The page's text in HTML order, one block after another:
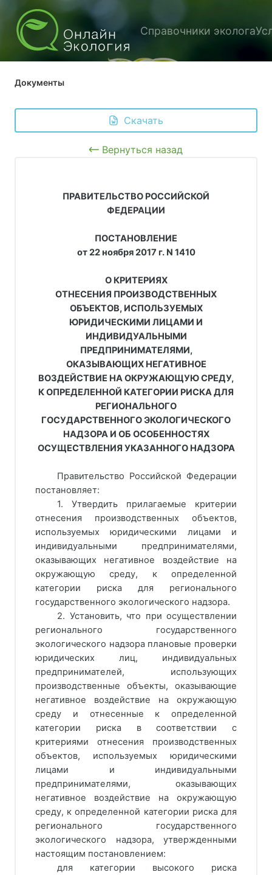
Справочники эколога
Документы
Скачать
Вернуться назад
ПРАВИТЕЛЬСТВО РОССИЙСКОЙ
ФЕДЕРАЦИИ
ПОСТАНОВЛЕНИЕ
от 22 ноября 2017 г. N 1410
О КРИТЕРИЯХ
ОТНЕСЕНИЯ ПРОИЗВОДСТВЕННЫХ
ОБЪЕКТОВ, ИСПОЛЬЗУЕМЫХ
ЮРИДИЧЕСКИМИ ЛИЦАМИ И
ИНДИВИДУАЛЬНЫМИ
ПРЕДПРИНИМАТЕЛЯМИ,
ОКАЗЫВАЮЩИХ НЕГАТИВНОЕ
ВОЗДЕЙСТВИЕ НА ОКРУЖАЮЩУЮ СРЕДУ,
К ОПРЕДЕЛЕННОЙ КАТЕГОРИИ РИСКА ДЛЯ
РЕГИОНАЛЬНОГО
ГОСУДАРСТВЕННОГО ЭКОЛОГИЧЕСКОГО
НАДЗОРА И ОБ ОСОБЕННОСТЯХ
ОСУЩЕСТВЛЕНИЯ УКАЗАННОГО НАДЗОРА
Правительство Российской Федерации
постановляет:
1. Утвердить прилагаемые критерии
отнесения производственных объектов,
используемых юридическими лицами и
индивидуальными предпринимателями,
оказывающих негативное воздействие на
окружающую среду, к определенной
категории риска для регионального
государственного экологического надзора.
2. Установить, что при осуществлении
регионального государственного
экологического надзора плановые проверки
юридических лиц, индивидуальных
предпринимателей, использующих
производственные объекты, оказывающие
негативное воздействие на окружающую
среду и отнесенные к определенной
категории риска в соответствии с
критериями отнесения производственных
объектов, используемых юридическими
лицами и индивидуальными
предпринимателями, оказывающих
негативное воздействие на окружающую
среду, к определенной категории риска для
регионального государственного
экологического надзора, утвержденными
настоящим постановлением:
для категории высокого риска